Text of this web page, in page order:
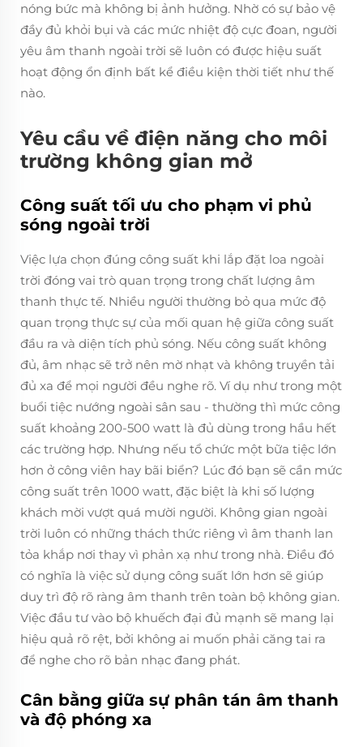
nóng bức mà không bị ảnh hưởng. Nhờ có sự bảo vệ
đầy đủ khỏi bụi và các mức nhiệt độ cực đoan, người
yêu âm thanh ngoài trời sẽ luôn có được hiệu suất
hoạt động ổn định bất kể điều kiện thời tiết như thế
nào.
Yêu cầu về điện năng cho môi
trường không gian mở
Công suất tối ưu cho phạm vi phủ
sóng ngoài trời
Việc lựa chọn đúng công suất khi lắp đặt loa ngoài
trời đóng vai trò quan trọng trong chất lượng âm
thanh thực tế. Nhiều người thường bỏ qua mức độ
quan trọng thực sự của mối quan hệ giữa công suất
đầu ra và diện tích phủ sóng. Nếu công suất không
đủ, âm nhạc sẽ trở nên mờ nhạt và không truyền tải
đủ xa để mọi người đều nghe rõ. Ví dụ như trong một
buổi tiệc nướng ngoài sân sau - thường thì mức công
suất khoảng 200-500 watt là đủ dùng trong hầu hết
các trường hợp. Nhưng nếu tổ chức một bữa tiệc lớn
hơn ở công viên hay bãi biển? Lúc đó bạn sẽ cần mức
công suất trên 1000 watt, đặc biệt là khi số lượng
khách mời vượt quá mười người. Không gian ngoài
trời luôn có những thách thức riêng vì âm thanh lan
tỏa khắp nơi thay vì phản xạ như trong nhà. Điều đó
có nghĩa là việc sử dụng công suất lớn hơn sẽ giúp
duy trì độ rõ ràng âm thanh trên toàn bộ không gian.
Việc đầu tư vào bộ khuếch đại đủ mạnh sẽ mang lại
hiệu quả rõ rệt, bởi không ai muốn phải căng tai ra
để nghe cho rõ bản nhạc đang phát.
Cân bằng giữa sự phân tán âm thanh
và độ phóng xa